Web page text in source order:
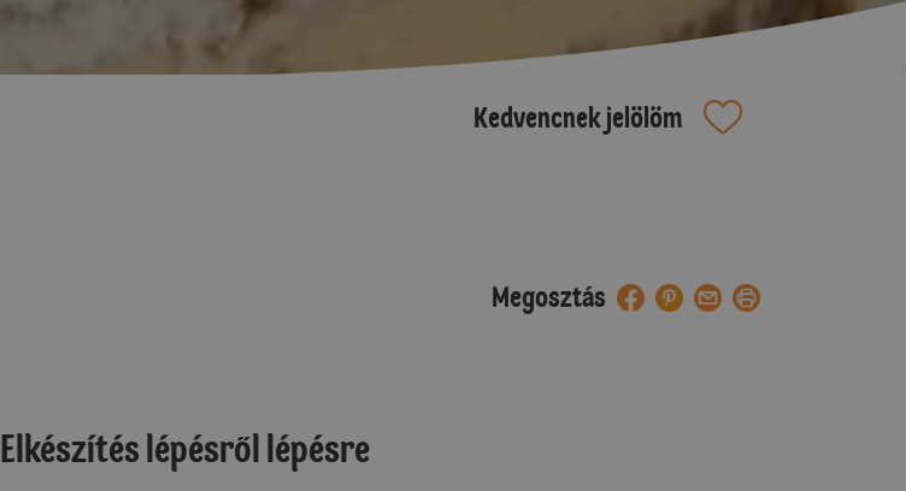
Kedvencnek jelölöm
Megosztás
Elkészítés lépésről lépésre